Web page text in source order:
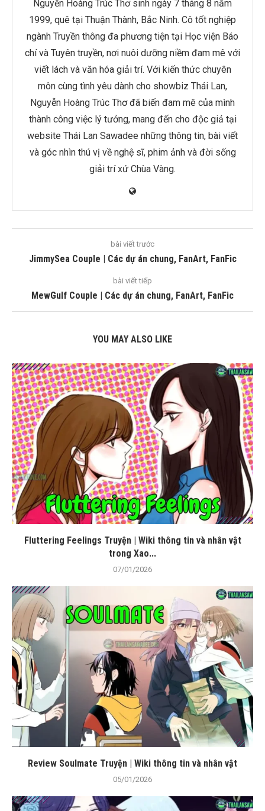
Nguyễn Hoàng Trúc Thơ sinh ngày 7 tháng 8 năm
1999, quê tại Thuận Thành, Bắc Ninh. Cô tốt nghiệp
ngành Truyền thông đa phương tiện tại Học viện Báo
chí và Tuyên truyền, nơi nuôi dưỡng niềm đam mê với
viết lách và văn hóa giải trí. Với kiến thức chuyên
môn cùng tình yêu dành cho showbiz Thái Lan,
Nguyễn Hoàng Trúc Thơ đã biến đam mê của mình
thành công việc lý tưởng, mang đến cho độc giả tại
website Thái Lan Sawadee những thông tin, bài viết
và góc nhìn thú vị về nghệ sĩ, phim ảnh và đời sống
giải trí xứ Chùa Vàng.
bài viết trước
JimmySea Couple | Các dự án chung, FanArt, FanFic
bài viết tiếp
MewGulf Couple | Các dự án chung, FanArt, FanFic
YOU MAY ALSO LIKE
Fluttering Feelings Truyện | Wiki thông tin và nhân vật
trong Xao...
07/01/2026
Review Soulmate Truyện | Wiki thông tin và nhân vật
05/01/2026